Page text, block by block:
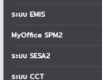
ระบบ EMIS
MyOffice SPM2
ระบบ SESA2
ระบบ CCT